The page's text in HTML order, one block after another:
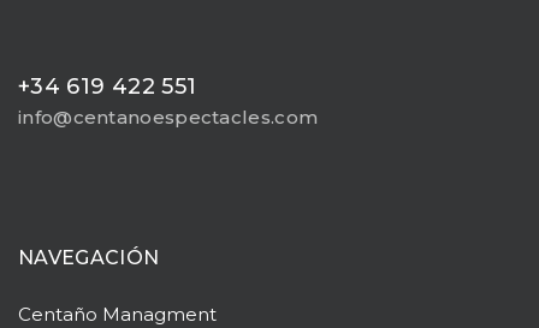
+34 619 422 551
info@centanoespectacles.com
NAVEGACIÓN
Centaño Managment